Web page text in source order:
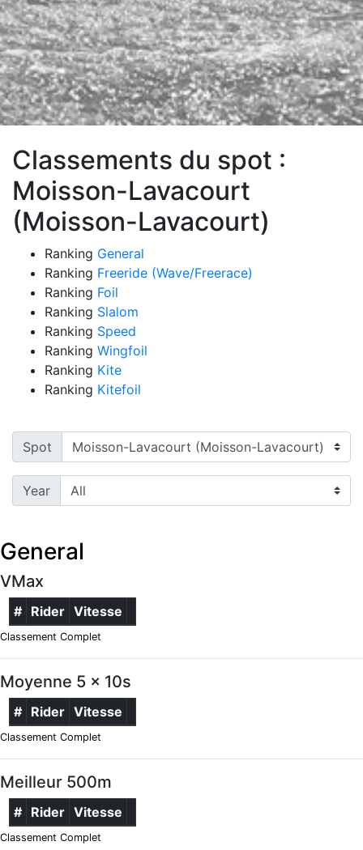
Classements du spot :
Moisson-Lavacourt
(Moisson-Lavacourt)
Ranking General
Ranking Freeride (Wave/Freerace)
Ranking Foil
Ranking Slalom
Ranking Speed
Ranking Wingfoil
Ranking Kite
Ranking Kitefoil
Spot
Year
General
VMax
# Rider Vitesse
Classement Complet
Moyenne 5 x 10s
# Rider Vitesse
Classement Complet
Meilleur 500m
# Rider Vitesse
Classement Complet